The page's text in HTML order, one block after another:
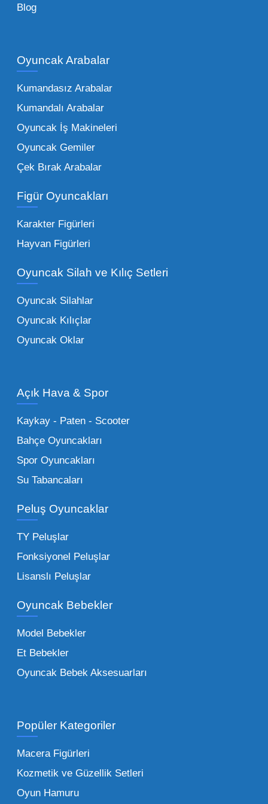
kadar zengindir. Bir mağazanın veya eğitim
çeşitliliği ile doğru orantılıdır. İşte Mega
Oyuncak bünyesinde öne çıkan ve en çok
tercih edilen kategorilerimiz:
Peluş Oyuncaklar:
vazgeçilmezi olan yumuşak dokulu sevilen
seçeneklerimizi keşfederek koleksiyonunuza
en sevilen karakterleri ekleyebilirsiniz.
Eğitici Setler:
tarafından tercih edilentoptan eğitici
ebeveynlerin son yıllarda en çok satın aldığı
ürün grupları arasında yer almaktadır.
Oyuncak Araçlar:
stok imkanımızla sunulmaktadır.
Küçük Oyuncaklar:
sağlayan toptan küçük oyuncaklar, bakkallar,
Bu kategorideki küçük oyuncaklar toptan
alımlarda çok düşük maliyetlerle yüksek
adetli stok yapmanıza olanak tanır. Özellikle
sürpriz paketler ve figürler, çocukların
harçlıklarıyla kolayca alabildiği ürünlerdir.
Çocuk Oyuncakları Toptan Seçenekleri:
Bebeklik döneminden ergenliğe kadar geniş
toptan tedariği yaparken, piyasadaki en son
figürlerden geleneksel oyun setlerine kadar
her şeyi portföyümüzde bulabilirsiniz.
İşletmeler için toptan oyuncak satış ve alımı
şüphesiz ki birim maliyetin düşmesidir.
Oyuncak toptan kanalına geçildiğinde,
perakende satış fiyatı ile alış fiyatı arasındaki
Blog
Oyuncak Arabalar
Kumandasız Arabalar
Kumandalı Arabalar
Oyuncak İş Makineleri
Oyuncak Gemiler
Çek Bırak Arabalar
Figür Oyuncakları
Karakter Figürleri
Hayvan Figürleri
Oyuncak Silah ve Kılıç Setleri
Oyuncak Silahlar
Oyuncak Kılıçlar
Oyuncak Oklar
Açık Hava & Spor
Kaykay - Paten - Scooter
Bahçe Oyuncakları
Spor Oyuncakları
Su Tabancaları
Peluş Oyuncaklar
TY Peluşlar
Fonksiyonel Peluşlar
Lisanslı Peluşlar
Oyuncak Bebekler
Model Bebekler
Et Bebekler
Oyuncak Bebek Aksesuarları
Popüler Kategoriler
Macera Figürleri
Kozmetik ve Güzellik Setleri
Oyun Hamuru